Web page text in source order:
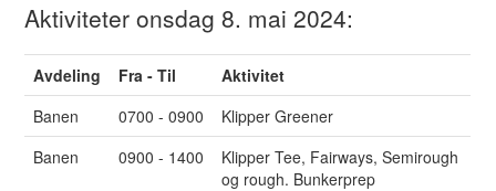
Aktiviteter onsdag 8. mai 2024:
Avdeling Fra - Til
Aktivitet
Banen
0700 - 0900
Klipper Greener
Banen
0900 - 1400
Klipper Tee, Fairways, Semirough
og rough. Bunkerprep